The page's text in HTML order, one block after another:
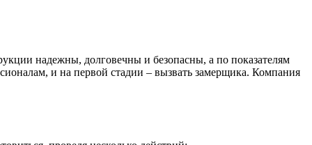
надежны, долговечны и безопасны, а по показателям
и на первой стадии – вызвать замерщика. Компания